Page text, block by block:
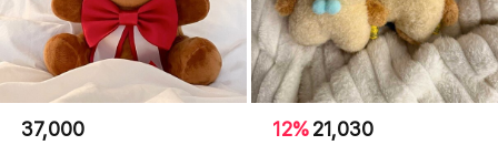
37,000 12%21,030